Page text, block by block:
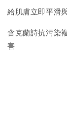
給肌膚立即平滑
含克蘭詩抗污染
害